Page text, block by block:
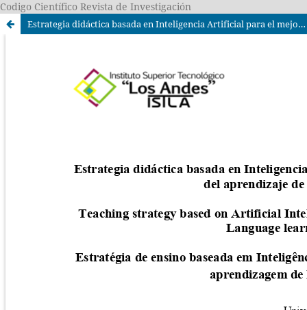
Codigo Científico Revista de Investigación
Estrategia didáctica basada en Inteligencia Artificial para el mejoramiento del aprendizaje de Idiomas